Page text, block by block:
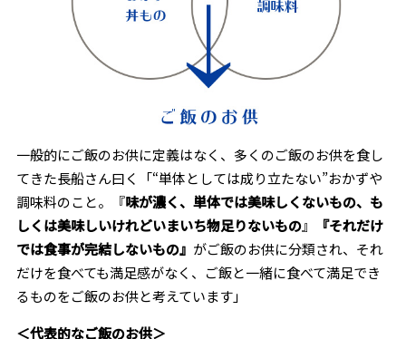
一般的にご飯のお供に定義はなく、多くのご飯のお供を食し
てきた長船さん曰く「“単体としては成り立たない”おかずや
調味料のこと。『味が濃く、単体では美味しくないもの、も
しくは美味しいけれどいまいち物足りないもの』
『それだけ
では食事が完結しないもの』 がご飯のお供に分類され、それ
だけを食べても満足感がなく、ご飯と一緒に食べて満足でき
るものをご飯のお供と考えています」
＜代表的なご飯のお供＞